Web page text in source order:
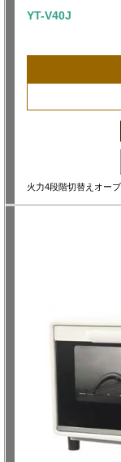
YT-V40J
火力4段階切替えオー